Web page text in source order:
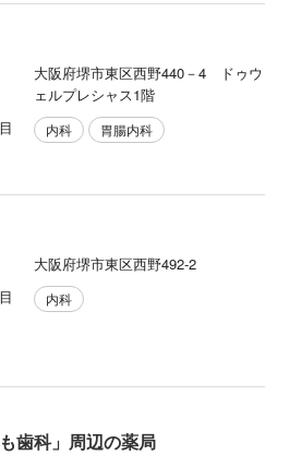
大阪府堺市東区西野440－4 ドゥウ
ェルプレシャス1階
内科 胃腸内科
大阪府堺市東区西野492-2
内科
歯科」周辺の薬局